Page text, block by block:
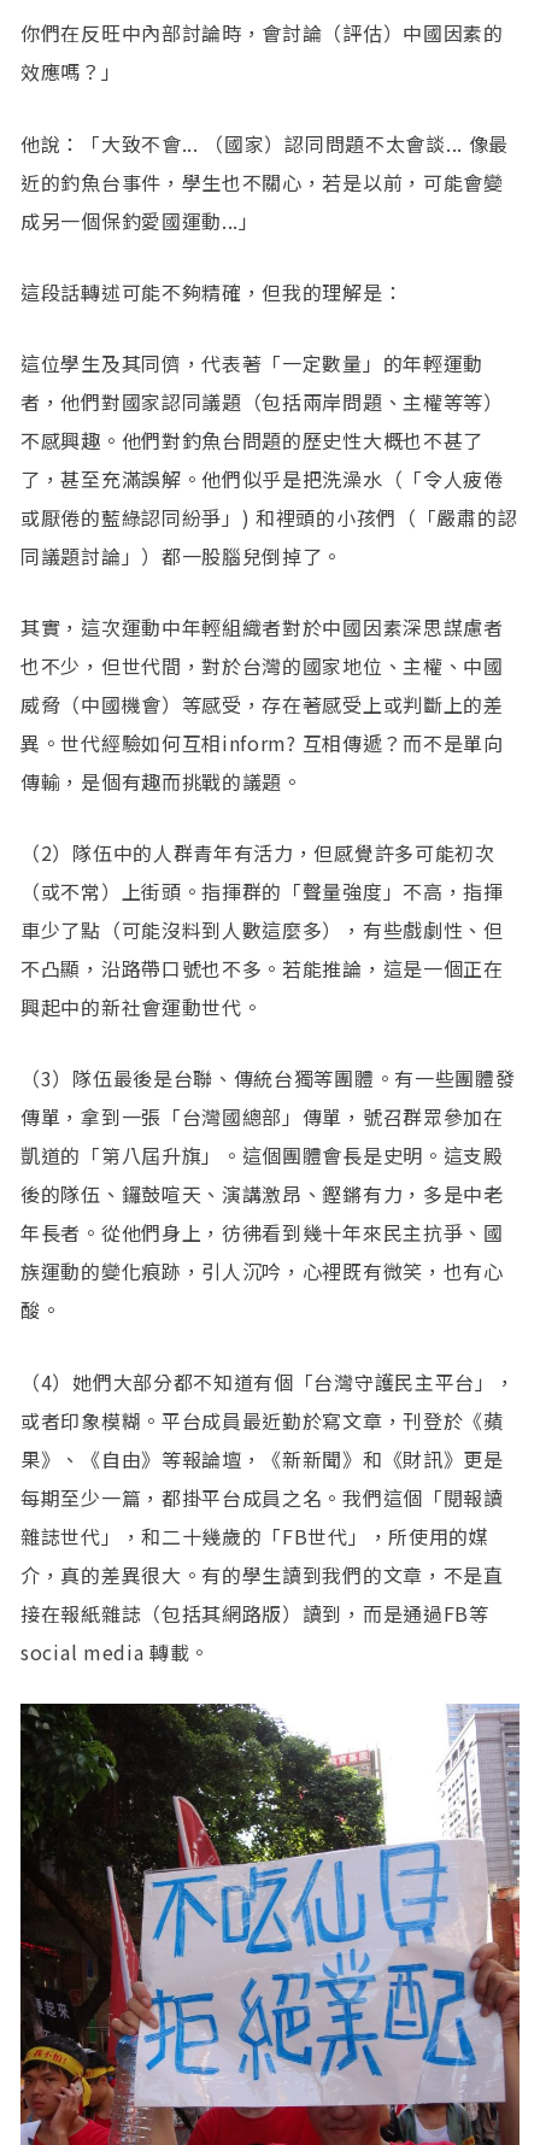
你們在反旺中內部討論時，會討論（評估）中國因素的
效應嗎？」
他說：「大致不會... （國家）認同問題不太會談... 像最
近的釣魚台事件，學生也不關心，若是以前，可能會變
成另一個保釣愛國運動...」
這段話轉述可能不夠精確，但我的理解是：
這位學生及其同儕，代表著「一定數量」的年輕運動
者，他們對國家認同議題（包括兩岸問題、主權等等）
不感興趣。他們對釣魚台問題的歷史性大概也不甚了
了，甚至充滿誤解。他們似乎是把洗澡水（「令人疲倦
或厭倦的藍綠認同紛爭」) 和裡頭的小孩們（「嚴肅的認
同議題討論」）都一股腦兒倒掉了。
其實，這次運動中年輕組織者對於中國因素深思謀慮者
也不少，但世代間，對於台灣的國家地位、主權、中國
威脅（中國機會）等感受，存在著感受上或判斷上的差
異。世代經驗如何互相inform? 互相傳遞？而不是單向
傳輸，是個有趣而挑戰的議題。
（2）隊伍中的人群青年有活力，但感覺許多可能初次
（或不常）上街頭。指揮群的「聲量強度」不高，指揮
車少了點（可能沒料到人數這麼多），有些戲劇性、但
不凸顯，沿路帶口號也不多。若能推論，這是一個正在
興起中的新社會運動世代。
（3）隊伍最後是台聯、傳統台獨等團體。有一些團體發
傳單，拿到一張「台灣國總部」傳單，號召群眾參加在
凱道的「第八屆升旗」。這個團體會長是史明。這支殿
後的隊伍、鑼鼓喧天、演講激昂、鏗鏘有力，多是中老
年長者。從他們身上，彷彿看到幾十年來民主抗爭、國
族運動的變化痕跡，引人沉吟，心裡既有微笑，也有心
酸。
（4）她們大部分都不知道有個「台灣守護民主平台」，
或者印象模糊。平台成員最近勤於寫文章，刊登於《蘋
果》、《自由》等報論壇，《新新聞》和《財訊》更是
每期至少一篇，都掛平台成員之名。我們這個「閱報讀
雜誌世代」，和二十幾歲的「FB世代」，所使用的媒
介，真的差異很大。有的學生讀到我們的文章，不是直
接在報紙雜誌（包括其網路版）讀到，而是通過FB等
social media 轉載。